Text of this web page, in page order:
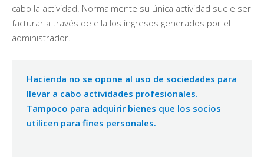
cabo la actividad. Normalmente su única actividad suele ser
facturar a través de ella los ingresos generados por el
administrador.
Hacienda no se opone al uso de sociedades para
llevar a cabo actividades profesionales.
Tampoco para adquirir bienes que los socios
utilicen para fines personales.